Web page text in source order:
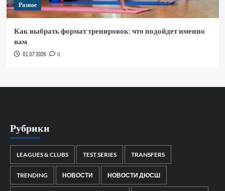
Разное
Как выбрать формат тренировок: что подойдет именно
вам
01.07.2026 0
Рубрики
LEAGUES & CLUBS TEST SERIES TRANSFERS
TRENDING НОВОСТИ НОВОСТИ ДЮСШ